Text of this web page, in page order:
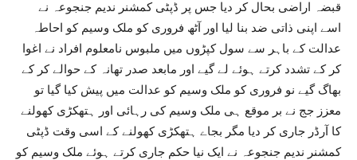
قبضہ اراضی بحال کر دیا جس پر ڈپٹی کمشنر ندیم جنجوعہ نے
اسے اپنی ذاتی ضد بنا لیا اور آٹھ فروری کو ملک وسیم کو احاطہ
عدالت کے باہر سے سول کپڑوں میں ملبوس نامعلوم افراد نے اغوا
کر کے تشدد کرتے ہوئے لے گیے اور مابعد صدر تھانہ کے حوالے کر کے
بھاگ گیے نو فروری کو ملک وسیم کو عدالت میں پیش کیا گیا تو
معزز جج نے بر موقع ہی ملک وسیم کی رہائی اور ہتھکڑی کھولنے
کا آرڈر جاری کر دیا مگر بجاے ہتھکڑی کھولنے کے اسی وقت ڈپٹی
کمشنر ندیم جنجوعہ نے ایک نیا حکم جاری کرتے ہوئے ملک وسیم کو